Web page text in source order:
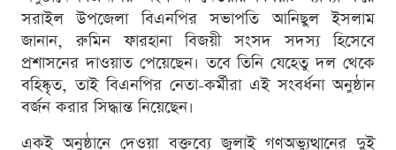
সরাইল উপজেলা বিএনপির সভাপতি আনিছুল ইসলাম
জানান, রুমিন ফারহানা বিজয়ী সংসদ সদস্য হিসেবে
প্রশাসনের দাওয়াত পেয়েছেন। তবে তিনি যেহেতু দল থেকে
বহিষ্কৃত, তাই বিএনপির নেতা-কর্মীরা এই সংবর্ধনা অনুষ্ঠান
বর্জন করার সিদ্ধান্ত নিয়েছেন।
একই অনুষ্ঠানে দেওয়া বক্তব্যে জুলাই গণঅভ্যুত্থানের দুই